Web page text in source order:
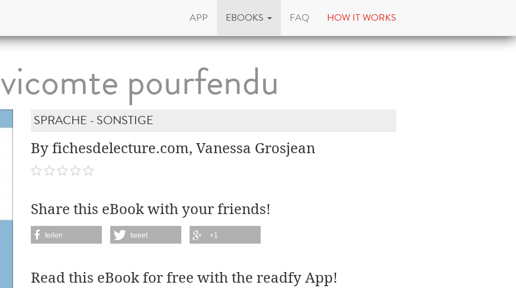
APP EBOOKS FAQ HOW IT WORKS
pourfendu
SPRACHE - SONSTIGE
By fichesdelecture.com, Vanessa Grosjean
Share this eBook with your friends!
teilen tweet +1
Read this eBook for free with the readfy App!